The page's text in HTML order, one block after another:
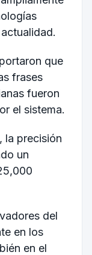
que
frases
fueron
el sistema.
la precisión
un
del
en los
en el